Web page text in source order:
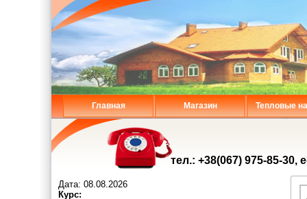
Главная Магазин Тепловые
тел.: +38(067) 975-85-30,
Дата: 08.08.2026
Курс: